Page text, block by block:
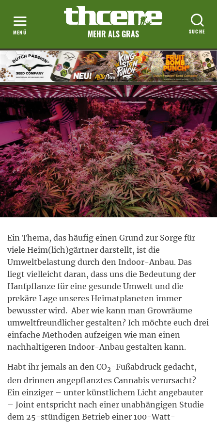
MEHR ALS GRAS
Ein Thema, das häufig einen Grund zur Sorge für
viele Heim(lich)gärtner darstellt, ist die
Umweltbelastung durch den Indoor-Anbau. Das
liegt vielleicht daran, dass uns die Bedeutung der
Hanfpflanze für eine gesunde Umwelt und die
prekäre Lage unseres Heimatplaneten immer
bewusster wird. Aber wie kann man Growräume
umweltfreundlicher gestalten? Ich möchte euch drei
einfache Methoden aufzeigen wie man einen
nachhaltigeren Indoor-Anbau gestalten kann.
Habt ihr jemals an den CO2-Fußabdruck gedacht,
den drinnen angepflanztes Cannabis verursacht?
Ein einziger – unter künstlichem Licht angebauter
– Joint entspricht nach einer unabhängigen Studie
dem 25-stündigen Betrieb einer 100-Watt-